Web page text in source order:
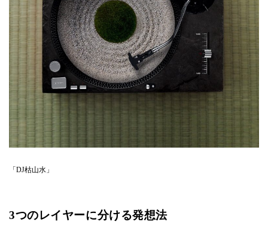
「DJ枯山水」
3つのレイヤーに分ける発想法